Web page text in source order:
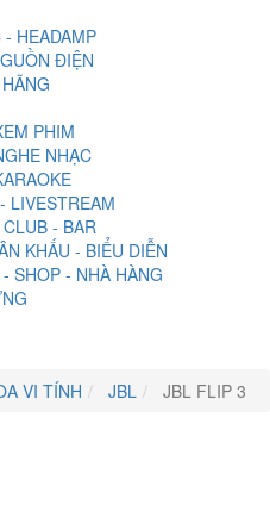
- HEADAMP
ĐIỆN
PHIM
NHẠC
LIVESTREAM
- BAR
KHẤU - BIỂU DIỄN
SHOP - NHÀ HÀNG
VI TÍNH JBL JBL FLIP 3